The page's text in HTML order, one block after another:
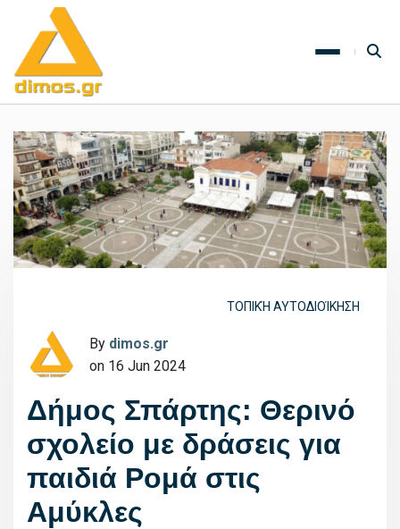
ΤΟΠΙΚΉ ΑΥΤΟΔΙΟΊΚΗΣΗ
By dimos.gr
on 16 Jun 2024
Δήμος Σπάρτης: Θερινό
σχολείο με δράσεις για
παιδιά Ρομά στις
Αμύκλες